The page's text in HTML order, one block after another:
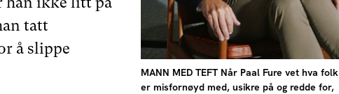
MANN MED TEFT Når Paal Fure vet hva folk
er misfornøyd med, usikre på og redde for,
tatt
å slippe